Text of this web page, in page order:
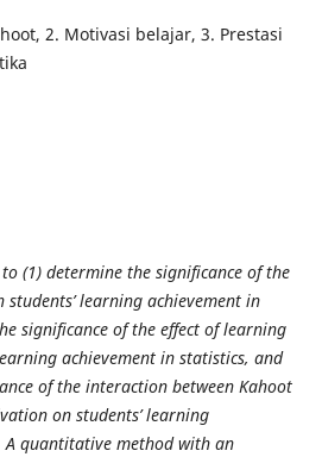
2. Motivasi belajar, 3. Prestasi
(1) determine the significance of the
learning achievement in
significance of the effect of learning
achievement in statistics, and
of the interaction between Kahoot
on students’ learning
A quantitative method with an